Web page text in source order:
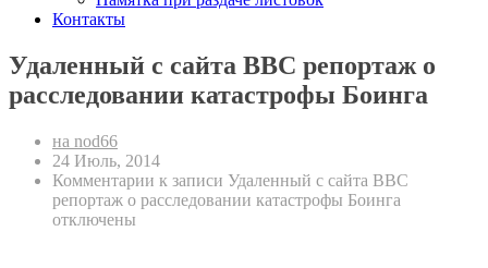
Контакты
Удаленный с сайта BBC репортаж о
расследовании катастрофы Боинга
на nod66
24 Июль, 2014
Комментарии к записи Удаленный с сайта BBC
репортаж о расследовании катастрофы Боинга
отключены